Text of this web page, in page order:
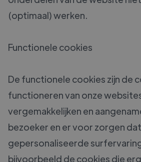
(optimaal) werken.
Functionele cookies
De functionele cookies zijn de
functioneren van onze
vergemakkelijken en
bezoeker en er voor zorgen
gepersonaliseerde
bijvoorbeeld de cookies die